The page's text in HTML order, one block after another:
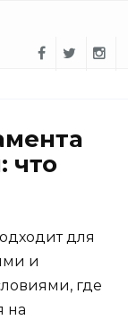
что
для
и
где
на